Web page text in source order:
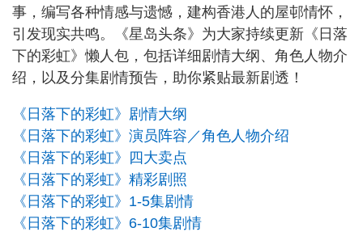
事，编写各种情感与遗憾，建构香港人的屋邨情怀，
引发现实共鸣。《星岛头条》为大家持续更新《日落
下的彩虹》懒人包，包括详细剧情大纲、角色人物介
绍，以及分集剧情预告，助你紧贴最新剧透！
《日落下的彩虹》剧情大纲
《日落下的彩虹》演员阵容／角色人物介绍
《日落下的彩虹》四大卖点
《日落下的彩虹》精彩剧照
《日落下的彩虹》1-5集剧情
《日落下的彩虹》6-10集剧情